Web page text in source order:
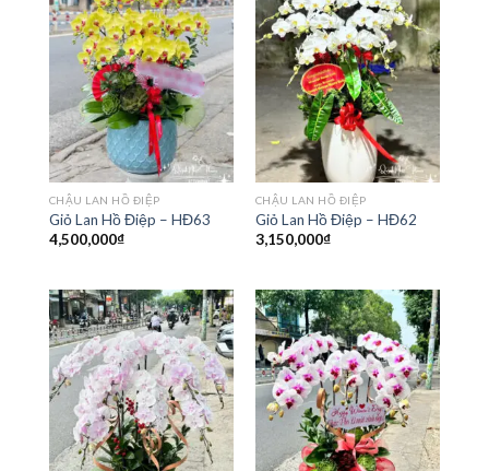
CHẬU LAN HỒ ĐIỆP
Giỏ Lan Hồ Điệp – HĐ63
4,500,000₫
CHẬU LAN HỒ ĐIỆP
Giỏ Lan Hồ Điệp – HĐ62
3,150,000₫